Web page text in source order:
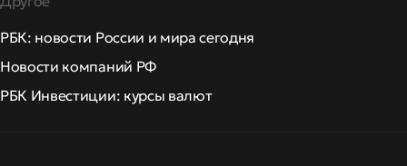
РБК: новости России и мира сегодня
Новости компаний РФ
РБК Инвестиции: курсы валют